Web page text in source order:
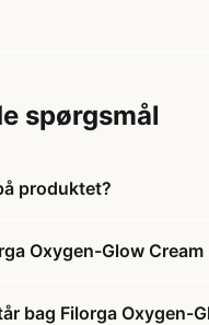
spørgsmål
produktet?
Oxygen-Glow Cream
bag Filorga Oxygen-